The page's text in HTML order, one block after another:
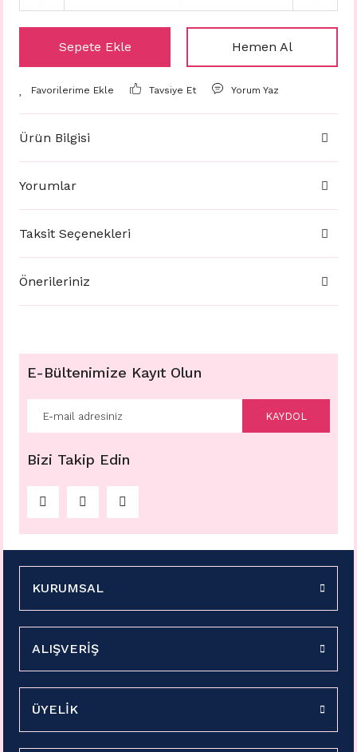
Sepete Ekle Hemen Al
Tavsiye Et Yorum Yaz
Ürün Bilgisi
Yorumlar
Taksit Seçenekleri
Önerileriniz
E-Bültenimize Kayıt Olun
KAYDOL
Bizi Takip Edin
KURUMSAL
ALIŞVERİŞ
ÜYELİK